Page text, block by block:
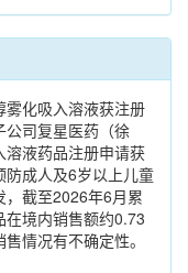
雾化吸入溶液获注册
公司复星医药（徐
液药品注册申请获
防成人及6岁以上儿童
截至2026年6月累
境内销售额约0.73
情况有不确定性。